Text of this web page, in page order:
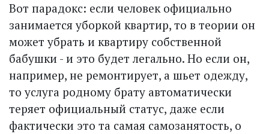
Вот парадокс: если человек официально
занимается уборкой квартир, то в теории он
может убрать и квартиру собственной
бабушки - и это будет легально. Но если он,
например, не ремонтирует, а шьет одежду,
то услуга родному брату автоматически
теряет официальный статус, даже если
фактически это та самая самозанятость, о